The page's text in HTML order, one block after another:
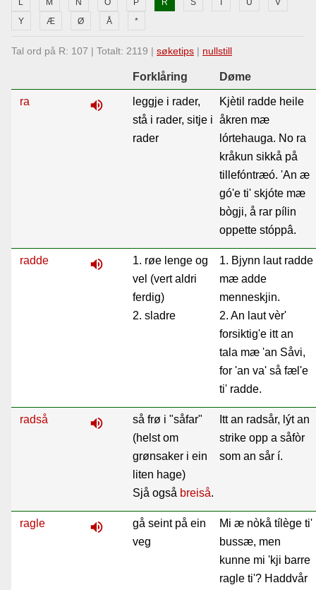
Y
Æ Ø Å *
Tal ord på R: 107 | Totalt: 2119 | søketips | nullstill
Forklåring Døme
ra volume_up
leggje i rader,
stå i rader, sitje i
rader
Kjètil radde heile
åkren mæ
lórtehauga. No ra
kråkun sikkå på
tillefóntræó. 'An æ
gó'e ti' skjóte mæ
bògji, å rar pílin
oppette stóppâ.
radde volume_up
1. røe lenge og
vel (vert aldri
ferdig)
2. sladre
1. Bjynn laut radde
mæ adde
menneskjin.
2. An laut vèr'
forsiktig'e itt an
tala mæ 'an Såvi,
for 'an va' så fæl'e
ti' radde.
radså volume_up
så frø i "såfar"
(helst om
grønsaker i ein
liten hage)
Sjå også breiså.
Itt an radsår, lýt an
strike opp a såfòr
som an sår í.
ragle volume_up
gå seint på ein
veg
Mi æ nòkå tílège ti'
bussæ, men
kunne mi 'kji barre
ragle ti'? Haddvår
Lenkjer
oss